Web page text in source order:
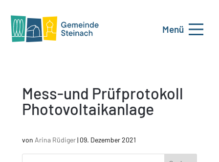
Menü
Mess-und Prüfprotokoll
Photovoltaikanlage
von Arina Rüdiger| 09. Dezember 2021